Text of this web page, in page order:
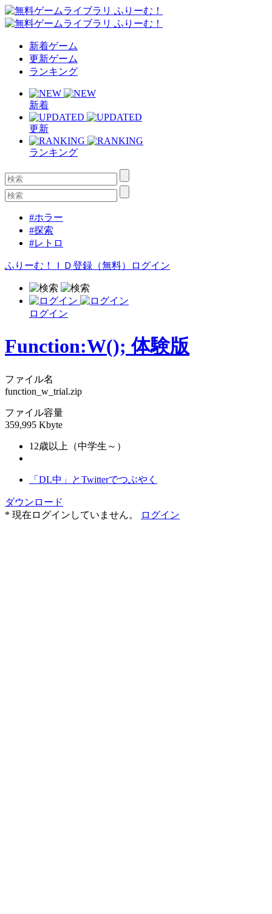
新着ゲーム
更新ゲーム
ランキング
新着
更新
ランキング
#ホラー
#探索
#レトロ
ふりーむ！ＩＤ登録（無料） ログイン
ログイン
Function:W(); 体験版
ファイル名
function_w_trial.zip
ファイル容量
359,995 Kbyte
12歳以上（中学生～）
「DL中」とTwitterでつぶやく
ダウンロード
* 現在ログインしていません。
ログイン